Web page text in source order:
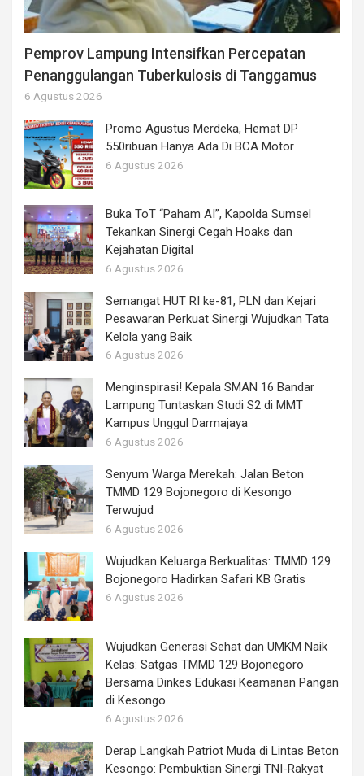
Pemprov Lampung Intensifkan Percepatan
Penanggulangan Tuberkulosis di Tanggamus
6 Agustus 2026
Promo Agustus Merdeka, Hemat DP
550ribuan Hanya Ada Di BCA Motor
6 Agustus 2026
Buka ToT “Paham AI”, Kapolda Sumsel
Tekankan Sinergi Cegah Hoaks dan
Kejahatan Digital
6 Agustus 2026
Semangat HUT RI ke-81, PLN dan Kejari
Pesawaran Perkuat Sinergi Wujudkan Tata
Kelola yang Baik
6 Agustus 2026
Menginspirasi! Kepala SMAN 16 Bandar
Lampung Tuntaskan Studi S2 di MMT
Kampus Unggul Darmajaya
6 Agustus 2026
Senyum Warga Merekah: Jalan Beton
TMMD 129 Bojonegoro di Kesongo
Terwujud
6 Agustus 2026
Wujudkan Keluarga Berkualitas: TMMD 129
Bojonegoro Hadirkan Safari KB Gratis
6 Agustus 2026
Wujudkan Generasi Sehat dan UMKM Naik
Kelas: Satgas TMMD 129 Bojonegoro
Bersama Dinkes Edukasi Keamanan Pangan
di Kesongo
6 Agustus 2026
Derap Langkah Patriot Muda di Lintas Beton
Kesongo: Pembuktian Sinergi TNI-Rakyat